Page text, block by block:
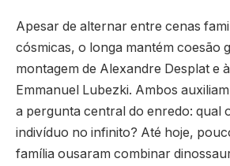
Apesar de alternar entre cenas
cósmicas, o longa mantém coesão
montagem de Alexandre Desplat e
Emmanuel Lubezki. Ambos
a pergunta central do enredo: qual
indivíduo no infinito? Até hoje,
família ousaram combinar